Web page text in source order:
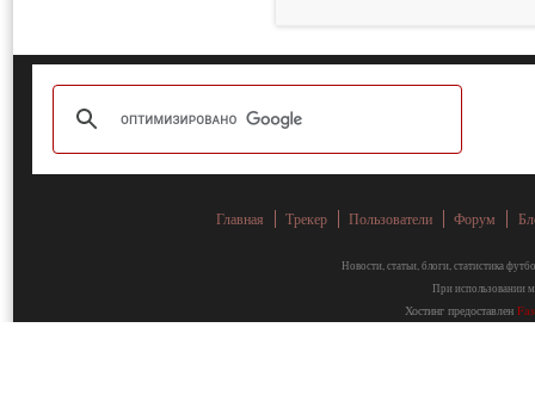
Главная Трекер Пользователи Форум
Новости, статьи, блоги, статистика
При использовании
Хостинг предоставлен